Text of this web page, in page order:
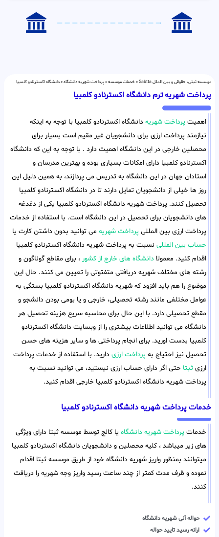
موسسه ثبتی، حقوقی و بین الملل Sabtta » خدمات موسسه»پرداخت شهریه دانشگاه»دانشگاه اکسترنادو کلمبیا
پرداخت شهریه ترم دانشگاه اکسترنادو کلمبیا
اهمیت پرداخت شهریه دانشگاه اکسترنادو کلمبیا با توجه به اینکه
نیازمند پرداخت ارزی برای دانشجویان غیر مقیم است بسیار برای
محصلین خارجی در این دانشگاه اهمیت دارد . با توجه به این که دانشگاه
اکسترنادو کلمبیا دارای امکانات بسیاری بوده و بهترین مدرسان و
استادان جهان در این دانشگاه به تدریس می پردازند، به همین دلیل این
روز ها خیلی از دانشجویان تمایل دارند تا در دانشگاه اکسترنادو کلمبیا
تحصیل کنند. پرداخت شهریه دانشگاه اکسترنادو کلمبیا یکی از دغدغه
های دانشجویان برای تحصیل در این دانشگاه است. با استفاده از خدمات
پرداخت ارزی بین المللی پرداخت شهریه می توانید بدون داشتن کارت یا
حساب بین المللی نسبت به پرداخت شهریه دانشگاه اکسترنادو کلمبیا
اقدام کنید. معمولا دانشگاه های خارج از کشور ، برای مقاطع گوناگون و
رشته های مختلف شهریه دریافتی متفتوتی را تعیین می کنند. حال این
موضوع را هم باید افزود که شهریه دانشگاه اکسترنادو کلمبیا بستگی به
عوامل مختلفی مانند رشته تحصیلی، خارجی و یا بومی بودن دانشجو و
مقطع تحصیلی دارد. با این حال برای محاسبه سریع هزینه تحصیل هر
دانشگاه می توانید اطلاعات بیشتری را از وبسایت دانشگاه اکسترنادو
کلمبیا بدست اورید. برای انجام پرداختی ها و سایر هزینه های حسن
تحصیل نیز احتیاج به پرداخت ارزی دارید. با استفاده از خدمات پرداخت
ارزی ثبتا حتی اگر دارای حساب ارزی نیستید، می توانید نسبت به
پرداخت شهریه دانشگاه اکسترنادو کلمبیا خارجی اقدام کنید.
خدمات پرداخت شهریه دانشگاه اکسترنادو کلمبیا
خدمات پرداخت شهریه دانشگاه یا کالج توسط موسسه ثبتا دارای ویژگی
های زیر میباشد ، کلیه محصلین و دانشجویان دانشگاه اکسترنادو کلمبیا
میتوانند بمنظور واریز شهریه دانشگاه خود از طریق موسسه ثبتا اقدام
نموده و ظرف مدت کمتر از چند ساعت رسید واریز وجه شهریه را دریافت
کنند.
حواله آنی شهریه دانشگاه
ارائه رسید تایید حواله